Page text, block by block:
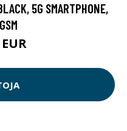
5G SMARTPHONE,